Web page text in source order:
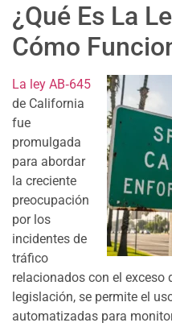
¿Qué Es La
Cómo
La ley AB‑645
de California
fue
promulgada
para abordar
la creciente
preocupación
por los
incidentes de
tráfico
relacionados con el exceso
legislación, se permite el
automatizadas para